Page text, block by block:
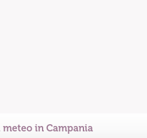
meteo in Campania